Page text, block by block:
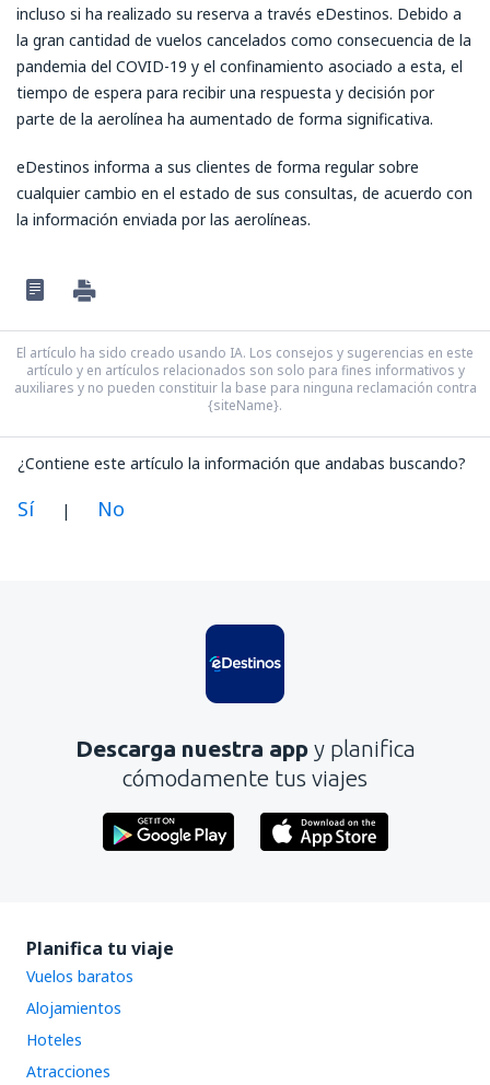
incluso si ha realizado su reserva a través eDestinos. Debido a
la gran cantidad de vuelos cancelados como consecuencia de la
pandemia del COVID-19 y el confinamiento asociado a esta, el
tiempo de espera para recibir una respuesta y decisión por
parte de la aerolínea ha aumentado de forma significativa.
eDestinos informa a sus clientes de forma regular sobre
cualquier cambio en el estado de sus consultas, de acuerdo con
la información enviada por las aerolíneas.
El artículo ha sido creado usando IA. Los consejos y sugerencias en este
artículo y en artículos relacionados son solo para fines informativos y
auxiliares y no pueden constituir la base para ninguna reclamación contra
{siteName}.
¿Contiene este artículo la información que andabas buscando?
Sí | No
Contiene información incorrecta
No profundiza en el tema
Enviar
Descarga nuestra app y planifica
cómodamente tus viajes
Planifica tu viaje
Vuelos baratos
Alojamientos
Hoteles
Atracciones